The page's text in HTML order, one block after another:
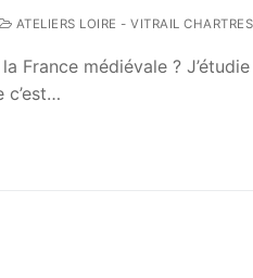
ATELIERS LOIRE - VITRAIL
France médiévale ?
c’est…